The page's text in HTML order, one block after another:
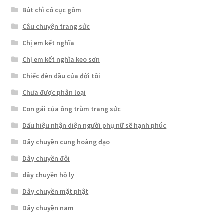
Bút chì có cục gôm
Câu chuyện trang sức
Chị em kết nghĩa
Chị em kết nghĩa keo sơn
Chiếc đèn dầu của đời tôi
Chưa được phân loại
Con gái của ông trùm trang sức
Dấu hiệu nhận diện người phụ nữ sẽ hạnh phúc
Dây chuyền cung hoàng đạo
Dây chuyền đôi
dây chuyền hồ ly
Dây chuyền mặt phật
Dây chuyền nam